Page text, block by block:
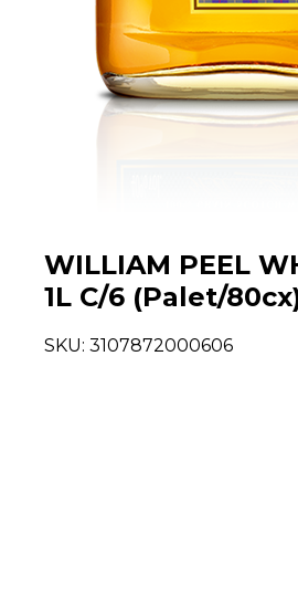
WILLIAM PEEL
1L C/6 (Palet/
SKU: 3107872000606